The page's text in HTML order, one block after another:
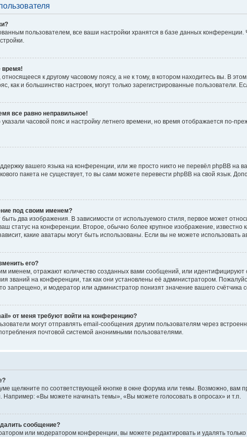
пользователем, все ваши настройки хранятся в базе данных
время!
к другому часовому поясу, а не к тому, в котором находитесь вы. В
как и большинство настроек, могут только зарегистрированные пользователи.
все равно неправильное!
часовой пояс и настройку летнего времени, но время отображается по-
вашего языка на конференции, или же просто никто не перевёл phpBB
пакета не существует, то вы сами можете перевести phpBB на свой язык.
под своим именем?
два изображения. В зависимости от используемого стиля, первое может
статус на конференции. Второе, обычно более крупное изображение, известно
какие аватары могут быть использованы. Если вы не можете
его?
именем, отражают количество созданных вами сообщений, или
званий на конференции, так как они установлены её администратором.
запрещено, и модератор или администратор понизят значение вашего счётчика
от меня требуют войти на конференцию?
могут отправлять email-сообщения другим пользователям через
почтовой системой анонимными пользователями.
щелкните по соответствующей кнопке в окне форума или темы. Возможно, вам
«Вы можете начинать темы», «Вы можете голосовать в опросах» и т.п.
сообщение?
или модератором конференции, вы можете редактировать и удалять